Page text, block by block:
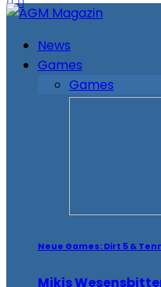
News
Games
Games
Neue Games: Dirt 5 &
Mikis